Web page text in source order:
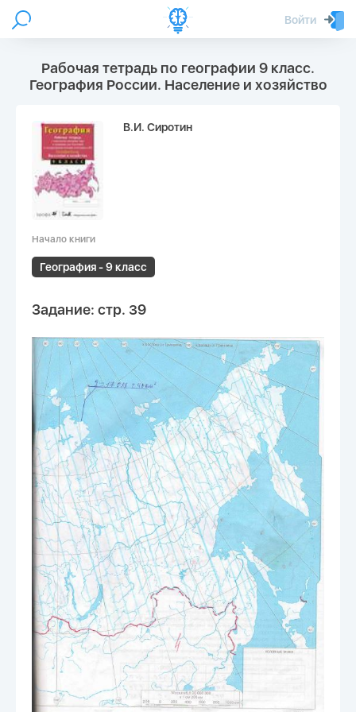
Войти
Рабочая тетрадь по географии 9 класс.
География России. Население и хозяйство
В.И. Сиротин
Начало книги
География - 9 класс
Задание: стр. 39